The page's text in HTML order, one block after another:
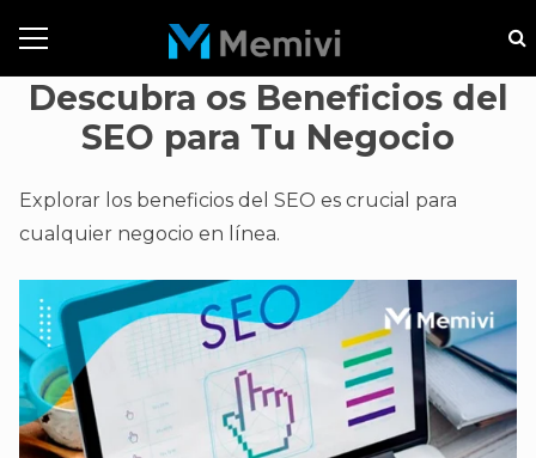
Descubra os Beneficios del
SEO para Tu Negocio
Explorar los beneficios del SEO es crucial para
cualquier negocio en línea.